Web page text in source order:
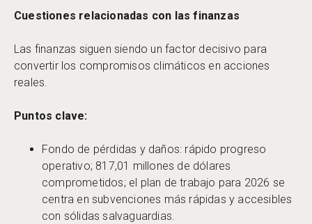
Cuestiones relacionadas con las finanzas
Las finanzas siguen siendo un factor decisivo para
convertir los compromisos climáticos en acciones
reales.
Puntos clave:
Fondo de pérdidas y daños: rápido progreso
operativo; 817,01 millones de dólares
comprometidos; el plan de trabajo para 2026 se
centra en subvenciones más rápidas y accesibles
con sólidas salvaguardias.